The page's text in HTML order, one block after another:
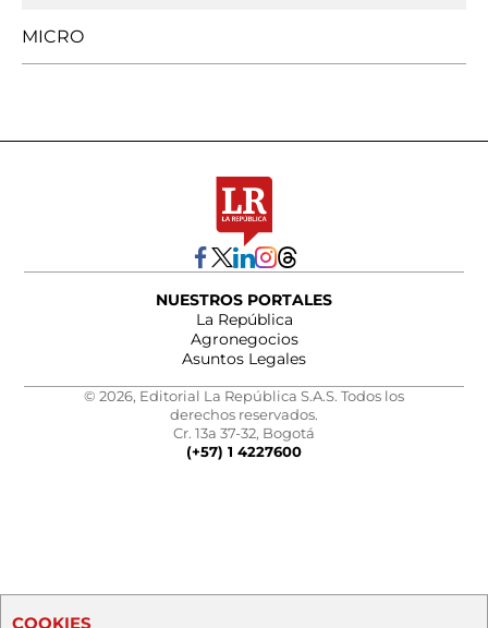
MICRO
NUESTROS PORTALES
La República
Agronegocios
Asuntos Legales
© 2026, Editorial La República S.A.S. Todos los
derechos reservados.
Cr. 13a 37-32, Bogotá
(+57) 1 4227600
COOKIES